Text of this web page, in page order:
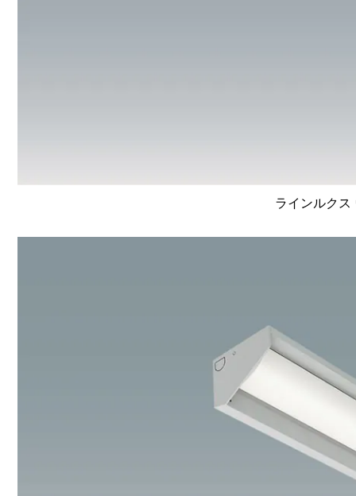
ラインルクス